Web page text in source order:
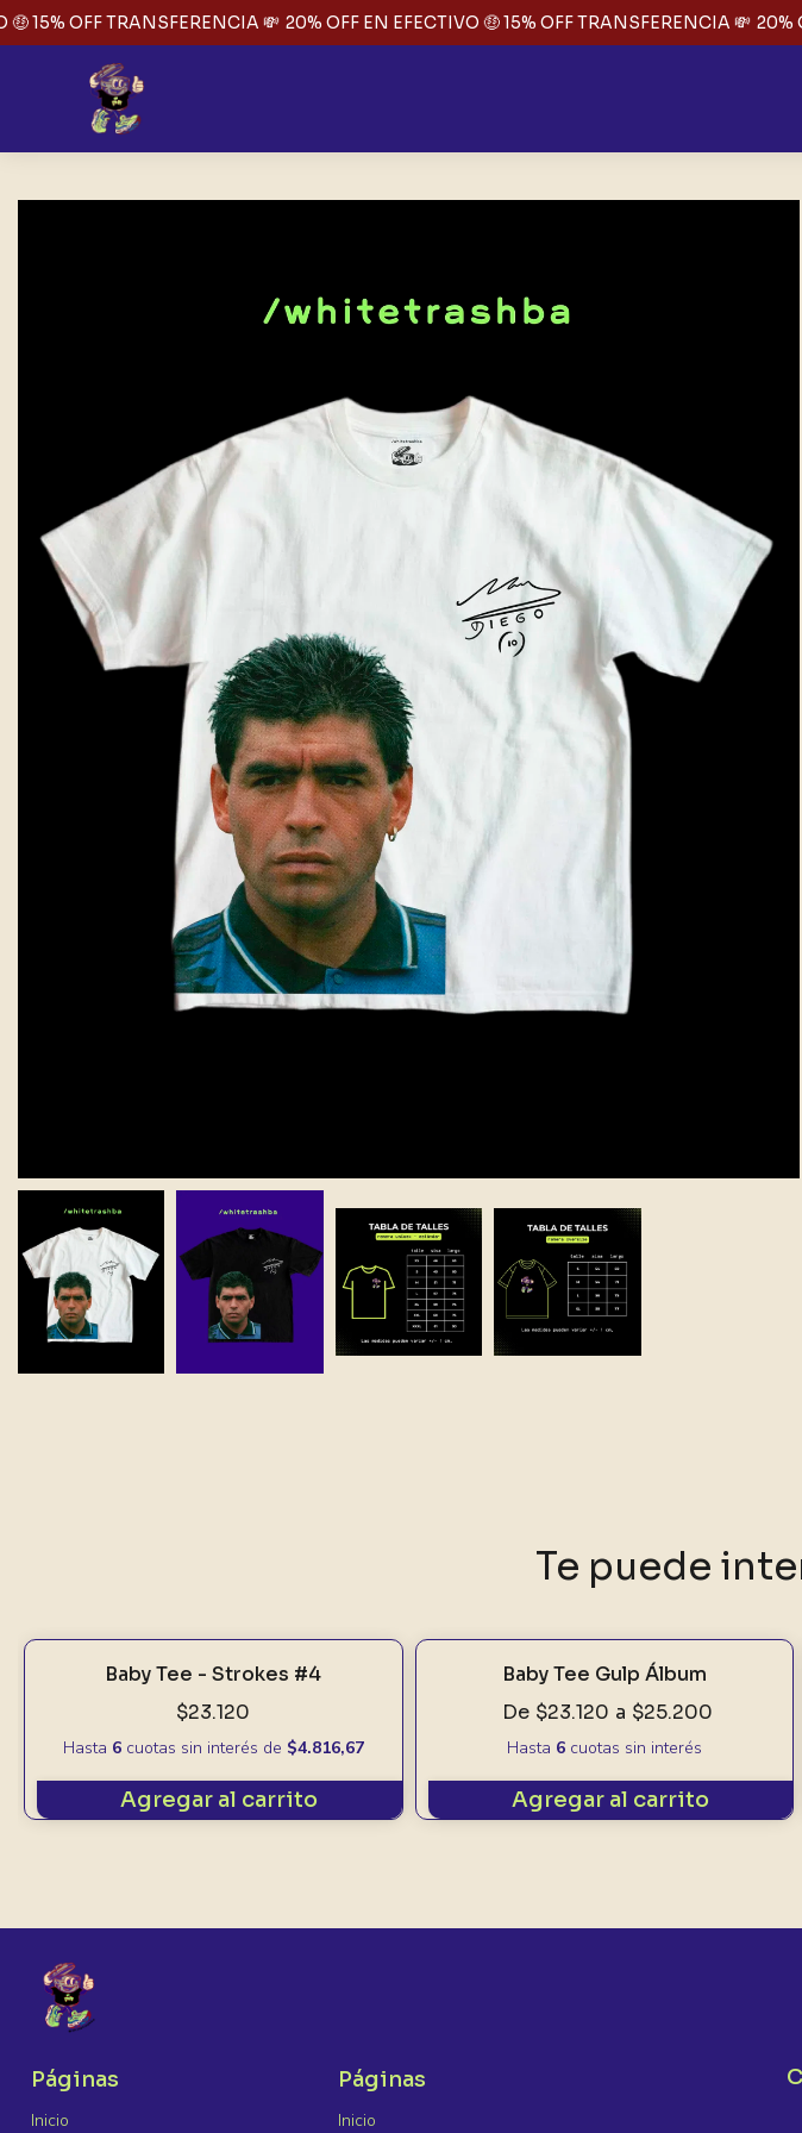
15% OFF TRANSFERENCIA 💸 20% OFF EN EFECTIVO 🤑 15% OFF TRANSFERENCIA 💸 20%
Te puede
Baby Tee - Strokes #4
$23.120
Hasta 6cuotas sin interés de $4.816,67
Agregar al carrito
Baby Tee Gulp Álbum
De $23.120 a $25.200
Hasta 6cuotas sin interés
Agregar al carrito
Páginas
Inicio
Páginas
Inicio